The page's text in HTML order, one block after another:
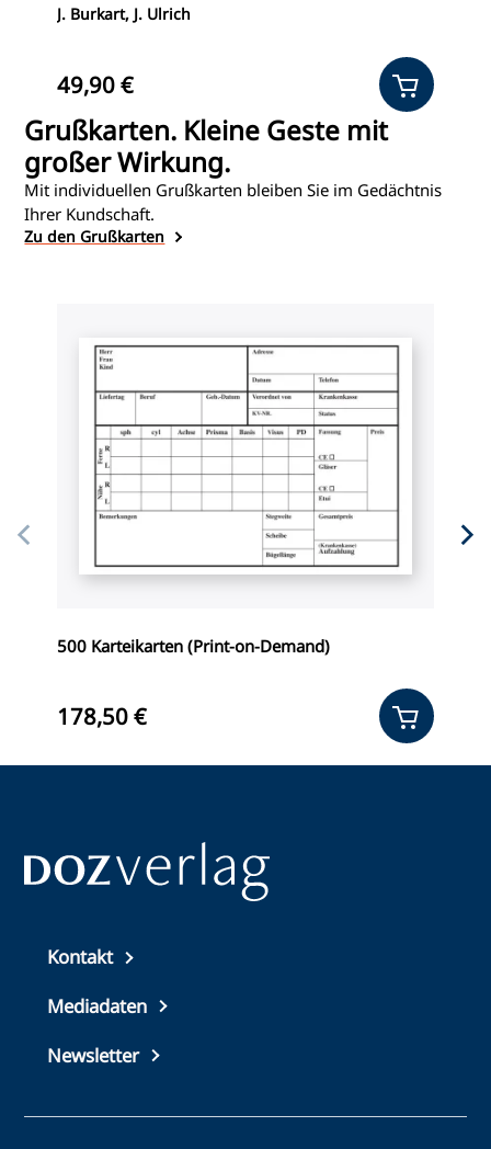
J. Burkart, J. Ulrich
49,90 €
Grußkarten. Kleine Geste mit
großer Wirkung.
Zu den Grußkarten
Mit individuellen Grußkarten bleiben Sie im Gedächtnis
Ihrer Kundschaft.
500 Karteikarten (Print-on-Demand)
178,50 €
Top
footer
Kontakt
Mediadaten
Newsletter